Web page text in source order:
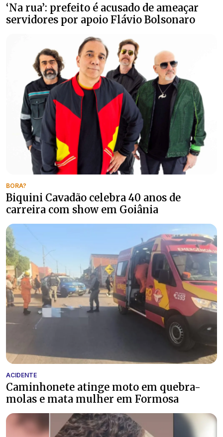
‘Na rua’: prefeito é acusado de ameaçar
servidores por apoio Flávio Bolsonaro
BORA?
Biquini Cavadão celebra 40 anos de
carreira com show em Goiânia
ACIDENTE
Caminhonete atinge moto em quebra-
molas e mata mulher em Formosa